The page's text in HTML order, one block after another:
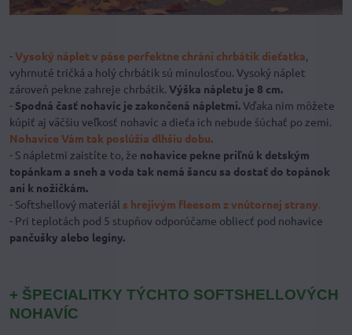
-Vysoký náplet v páse perfektne chráni chrbátik dieťatka,
vyhrnuté tričká a holý chrbátik sú minulosťou. Vysoký náplet
zároveň pekne zahreje chrbátik. Výška nápletu je 8 cm.
- Spodná časť nohavíc je zakončená nápletmi.Vďaka nim môžete
kúpiť aj väčšiu veľkosť nohavíc a dieťa ich nebude šúchať po zemi.
Nohavice Vám tak poslúžia dlhšiu dobu.
- S nápletmi zaistíte to, že nohavice pekne priľnú k detským
topánkam a sneh a voda tak nemá šancu sa dostať do topánok
ani k nožičkám.
- Softshellový materiál s hrejivým fleesom z vnútornej strany.
- Pri teplotách pod 5 stupňov odporúčame obliecť pod nohavice
pančušky alebo legíny.
+ ŠPECIALITKY TÝCHTO SOFTSHELLOVÝCH
NOHAVÍC